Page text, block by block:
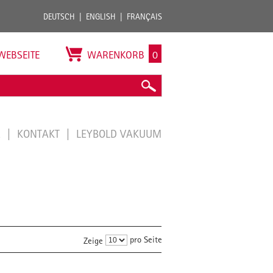
DEUTSCH ENGLISH FRANÇAIS
WARENKORB 0
KONTAKT LEYBOLD VAKUUM
Zeige pro Seite